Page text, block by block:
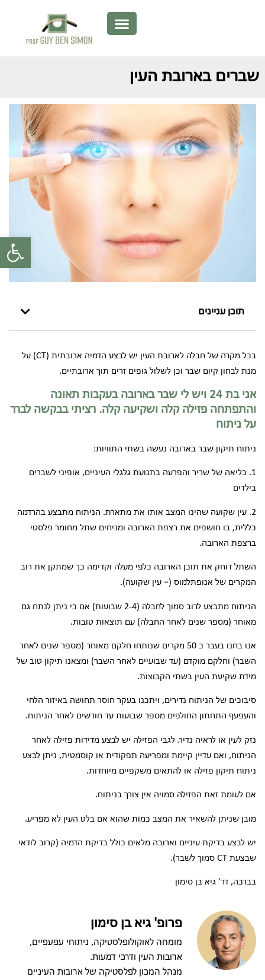
פתח
שברים בארובת העין
תוכן עניינים
בכל מקרה של חבלה לארובת העין יש לבצע הדמיה ארובתית (CT) על
מנת לבחון קיום שבר וכן לשלול גופים זרים תוך ארובתיים.
אני בת 24 ויש לי שבר בארובה בעקבות תאונה
והתפתחה פזילה קלה ושקיעה קלה. רציתי בבקשה לברר
על ניתוח
ניתוח תיקון שבר בארובה נעשה בשתי התוויות:
1. כליאה של שריר והפרעה בתנועת גלגלי העיניים, אופיני לשברים
בילדים
2. עין שקועה שהינו המצב אותו את מתארת. הניתוח מתבצע בהרדמה
כללית, בו חושפים את רצפת הארובה ומניחים שתל מחומר פלסטי
ברצפת הארובה.
השתל דוחק את תוכן הארובה כלפי מעלה וקדימה כך שמתקן את רוב
המקרים של אנופתלמוס (= עין שקועה).
הניתוח מתבצע לרוב סמוך לחבלה (2-4 שבועות) אם כי ניתן לנתח גם
מאוחר (מספר שנים לאחר החבלה) עם תוצאות טובות.
אנו בחנו בעבר כ 50 מקרים שנותחו חלקם מאוחר (מספר שנים לאחר
השבר) וחלקם מוקדם (עד שבועיים לאחר השבר) ומצאנו תיקון טוב של
מידת שקיעת העין בשתי הקבוצות.
סיבוכים של הניתוח נדירים, ויתכנו בעקר חוסר תחושה באיזור הלחי
והעפעף התחתון החולפים מספר שבועות עד חודשים לאחר הניתוח.
נזק לעין או לראיה נדיר. לגבי הפזילה יש לבצע מדידות פזילה לאחר
הניתוח, ואם עדיין קיימת ומפריעה תפקודית או קוסמטית, ניתן לבצע
ניתוח תיקון פזילה או להתאים משקפיים מיוחדות.
אם לעומת זאת הפזילה סמויה אין צורך בניתוח.
מובן שניתן להשאיר את המצב כמות שהוא אם בלט העין לא מפריע.
יש לבצע בדיקת עיניים וארובה מלאים כולל בדיקת הדמיה (קרוב לודאי
שבצעת CT סמוך לשבר).
בברכה, דר' גיא בן סימון
פרופ' גיא בן סימון
מומחה לאוקולופלסטיקה, ניתוחי עפעפיים,
ארובות העין ודרכי דמעות.
מנהל המכון לפלסטיקה של ארובות העיניים